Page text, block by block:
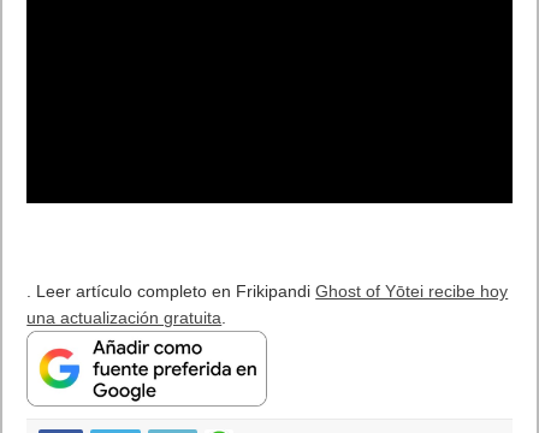
. Leer artículo completo en FrikipandiGhost of Yōtei recibe hoy
una actualización gratuita